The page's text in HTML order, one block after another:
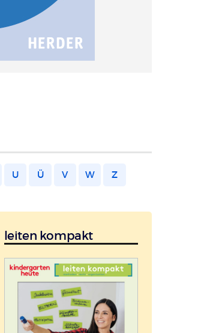
U Ü V W Z
leiten kompakt